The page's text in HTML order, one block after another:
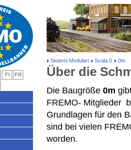
Sistemi Modulari Scala 0 0m
Über die
Die Baugröße 0m
FREMO- Mitglieder
Grundlagen für den
sind bei vielen
worden.
FI
FR